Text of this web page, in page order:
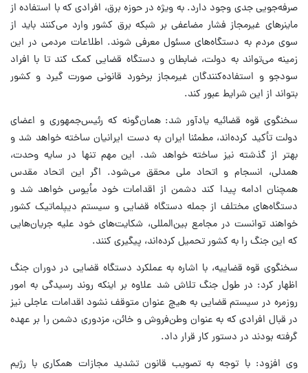
صرفه‌جویی جدی وجود دارد. به ویژه در حوزه برق، افرادی که با استفاده از
ماینرهای غیرمجاز فشار مضاعفی بر شبکه برق کشور وارد می‌کنند باید از
سوی مردم به دستگاه‌های مسئول معرفی شوند. اطلاعات مردمی در این
زمینه می‌تواند به دولت، ضابطان و دستگاه قضایی کمک کند تا با افراد
سودجو و استفاده‌کنندگان غیرمجاز برخورد قانونی صورت گیرد و کشور
بتواند از این شرایط عبور کند.
سخنگوی قوه قضائیه یادآور شد: همان‌گونه که رئیس‌جمهوری و اعضای
دولت تأکید کرده‌اند، مطمئنا ایران به دست ایرانیان ساخته خواهد شد و
بهتر از گذشته نیز ساخته خواهد شد. این مهم تنها در سایه وحدت،
همدلی، انسجام و اتحاد ملی محقق می‌شود. اگر این اتحاد مقدس
همچنان ادامه پیدا کند دشمن از اقدامات خود مأیوس خواهد شد و
دستگاه‌های مختلف از جمله دستگاه قضایی و سیستم دیپلماتیک کشور
خواهند توانست در مجامع بین‌المللی، شکایت‌های خود علیه جریان‌هایی
که این جنگ را به کشور تحمیل کرده‌اند، پیگیری کنند.
سخنگوی قوه قضاییه، با اشاره به عملکرد دستگاه قضایی در دوران جنگ
اظهار کرد: در طول جنگ تلاش شد علاوه بر اینکه روند رسیدگی به امور
روزمره در سیستم قضایی به هیچ عنوان متوقف نشود اقدامات عاجلی نیز
در قبال افرادی که به عنوان وطن‌فروش و خائن، مزدوری دشمن را بر عهده
گرفته بودند در دستور کار قرار داد.
وی افزود: با توجه به تصویب قانون تشدید مجازات همکاری با رژیم